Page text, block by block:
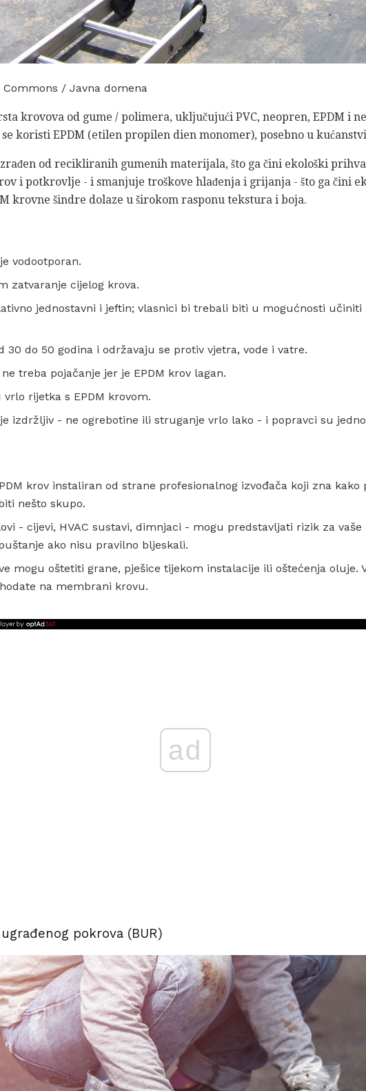
Commons / Javna domena
krovova od gume / polimera, uključujući PVC, neopren, EPDM i
se koristi EPDM (etilen propilen dien monomer), posebno u
od recikliranih gumenih materijala, što ga čini ekološki
i potkrovlje - i smanjuje troškove hlađenja i grijanja - što ga čini
krovne šindre dolaze u širokom rasponu tekstura i boja.
vodootporan.
zatvaranje cijelog krova.
jednostavni i jeftin; vlasnici bi trebali biti u mogućnosti učiniti
30 do 50 godina i održavaju se protiv vjetra, vode i vatre.
treba pojačanje jer je EPDM krov lagan.
rijetka s EPDM krovom.
je izdržljiv - ne ogrebotine ili struganje vrlo lako - i popravci su
krov instaliran od strane profesionalnog izvođača koji zna
nešto skupo.
- cijevi, HVAC sustavi, dimnjaci - mogu predstavljati rizik za vaše
ako nisu pravilno bljeskali.
mogu oštetiti grane, pješice tijekom instalacije ili oštećenja oluje.
na membrani krovu.
ad
pokrova (BUR)